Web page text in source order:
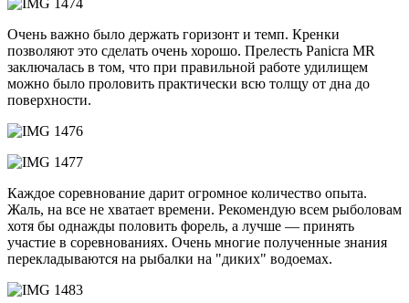
Очень важно было держать горизонт и темп. Кренки
позволяют это сделать очень хорошо. Прелесть Panicra MR
заключалась в том, что при правильной работе удилищем
можно было проловить практически всю толщу от дна до
поверхности.
Каждое соревнование дарит огромное количество опыта.
Жаль, на все не хватает времени. Рекомендую всем рыболовам
хотя бы однажды половить форель, а лучше — принять
участие в соревнованиях. Очень многие полученные знания
перекладываются на рыбалки на "диких" водоемах.